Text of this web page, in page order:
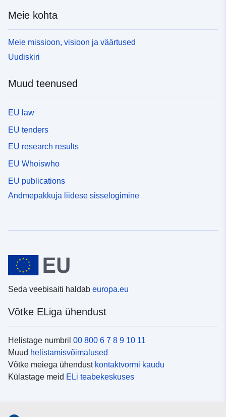
Meie kohta
Meie missioon, visioon ja väärtused
Uudiskiri
Muud teenused
EU law
EU tenders
EU research results
EU Whoiswho
EU publications
Andmepakkuja liidese sisselogimine
Seda veebisaiti haldab europa.eu
Võtke ELiga ühendust
Helistage numbril 00 800 6 7 8 9 10 11
Muud helistamisvõimalused
Võtke meiega ühendust kontaktvormi kaudu
Külastage meid ELi teabekeskuses